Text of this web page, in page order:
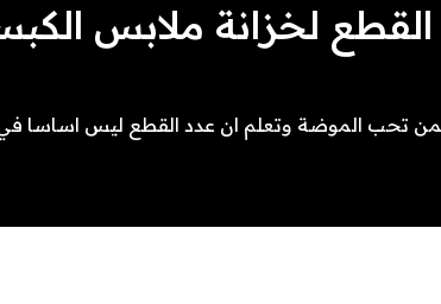
لخزانة ملابس
تحب الموضة وتعلم ان عدد القطع ليس اساسا